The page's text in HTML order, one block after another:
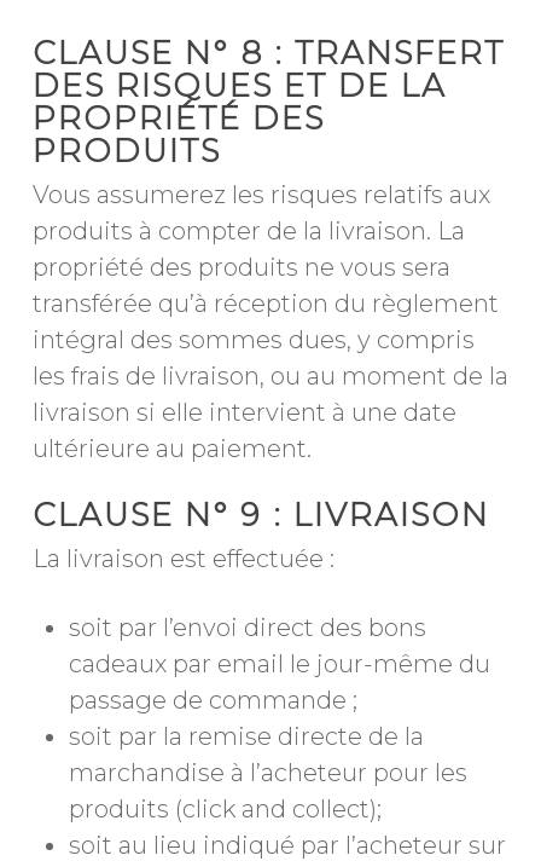
CLAUSE N° 8 : TRANSFERT
DES RISQUES ET DE LA
PROPRIÉTÉ DES
PRODUITS
Vous assumerez les risques relatifs aux
produits à compter de la livraison. La
propriété des produits ne vous sera
transférée qu’à réception du règlement
intégral des sommes dues, y compris
les frais de livraison, ou au moment de la
livraison si elle intervient à une date
ultérieure au paiement.
CLAUSE N° 9 : LIVRAISON
La livraison est effectuée :
soit par l’envoi direct des bons
cadeaux par email le jour-même du
passage de commande ;
soit par la remise directe de la
marchandise à l’acheteur pour les
produits (click and collect);
soit au lieu indiqué par l’acheteur sur